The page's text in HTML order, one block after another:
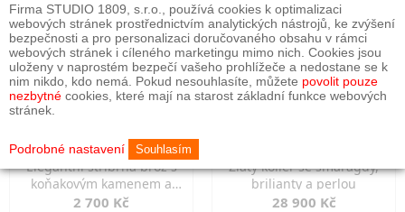
Elegantní stříbrná brož s
koňakovým kamenem a
markazity
2 700 Kč
Zlatý kolier se smaragdy,
brilianty a perlou
28 900 Kč
Firma STUDIO 1809, s.r.o., používá cookies k optimalizaci
webových stránek prostřednictvím analytických nástrojů, ke zvýšení
bezpečnosti a pro personalizaci doručovaného obsahu v rámci
webových stránek i cíleného marketingu mimo nich. Cookies jsou
uloženy v naprostém bezpečí vašeho prohlížeče a nedostane se k
nim nikdo, kdo nemá. Pokud nesouhlasíte, můžete povolit pouze
nezbytné cookies, které mají na starost základní funkce webových
stránek.
Podrobné nastavení Souhlasím